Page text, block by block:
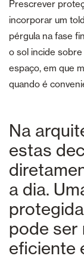
Prescrever
incorporar um
pérgula na fase
o sol incide sobre
espaço, em que
quando é
Na
estas
a dia.
pode ser
eficiente